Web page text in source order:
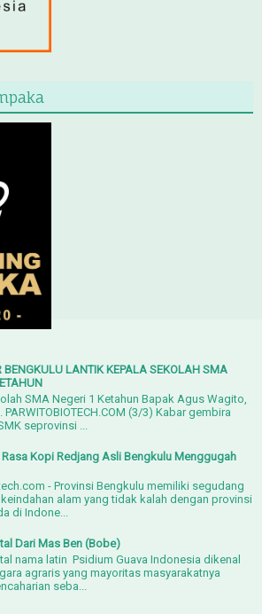
BENGKULU LANTIK KEPALA SEKOLAH SMA
SMA Negeri 1 Ketahun Bapak Agus Wagito,
PARWITOBIOTECH.COM (3/3) Kabar gembira
seprovinsi ...
Kopi Redjang Asli Bengkulu Menggugah
- Provinsi Bengkulu memiliki segudang
alam yang tidak kalah dengan provinsi
di Indone...
Dari Mas Ben (Bobe)
nama latin Psidium Guava Indonesia dikenal
agraris yang mayoritas masyarakatnya
seba...